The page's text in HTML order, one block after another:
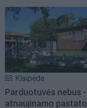
Klaipėda
Parduotuvės nebus -
atnaujinamo pastato